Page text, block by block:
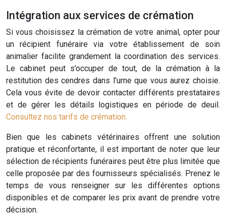
Intégration aux services de crémation
Si vous choisissez la crémation de votre animal, opter pour
un récipient funéraire via votre établissement de soin
animalier facilite grandement la coordination des services.
Le cabinet peut s’occuper de tout, de la crémation à la
restitution des cendres dans l’urne que vous aurez choisie.
Cela vous évite de devoir contacter différents prestataires
et de gérer les détails logistiques en période de deuil.
Consultez nos tarifs de crémation.
Bien que les cabinets vétérinaires offrent une solution
pratique et réconfortante, il est important de noter que leur
sélection de récipients funéraires peut être plus limitée que
celle proposée par des fournisseurs spécialisés. Prenez le
temps de vous renseigner sur les différentes options
disponibles et de comparer les prix avant de prendre votre
décision.